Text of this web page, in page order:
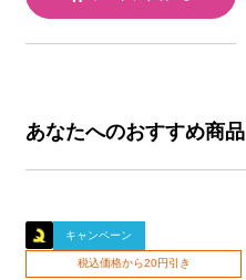
あなたへのおすすめ商品
キャンペーン
税込価格から20円引き